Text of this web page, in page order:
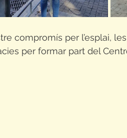
compromís per l’esplai,
per formar part del